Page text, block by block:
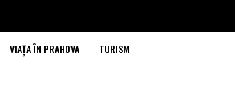
VIAȚA ÎN PRAHOVA TURISM